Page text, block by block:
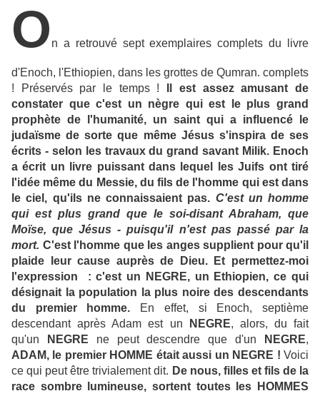
O n a retrouvé sept exemplaires complets du livre
d'Enoch, l'Ethiopien, dans les grottes de Qumran. complets
! Préservés par le temps !
Il est assez amusant de
constater que c'est un nègre qui est le plus grand
prophète de l'humanité, un saint qui a influencé le
judaïsme de sorte que même Jésus s'inspira de ses
écrits - selon les travaux du grand savant Milik. Enoch
a écrit un livre puissant dans lequel les Juifs ont tiré
l'idée même du Messie, du fils de l'homme qui est dans
le ciel, qu'ils ne connaissaient pas. C'est un homme
qui est plus grand que le soi-disant Abraham, que
Moïse, que Jésus - puisqu'il n'est pas passé par la
mort. C'est l'homme que les anges supplient pour qu'il
plaide leur cause auprès de Dieu. Et permettez-moi
l'expression : c'est un NEGRE, un Ethiopien, ce qui
désignait la population la plus noire des descendants
du premier homme. En effet, si Enoch, septième
descendant après Adam est un
NEGRE, alors, du fait
qu'un
NEGRE ne peut descendre que d'un NEGRE,
ADAM, le premier HOMME était aussi un NEGRE ! Voici
ce qui peut être trivialement dit. De nous, filles et fils de la
race sombre lumineuse, sortent toutes les HOMMES